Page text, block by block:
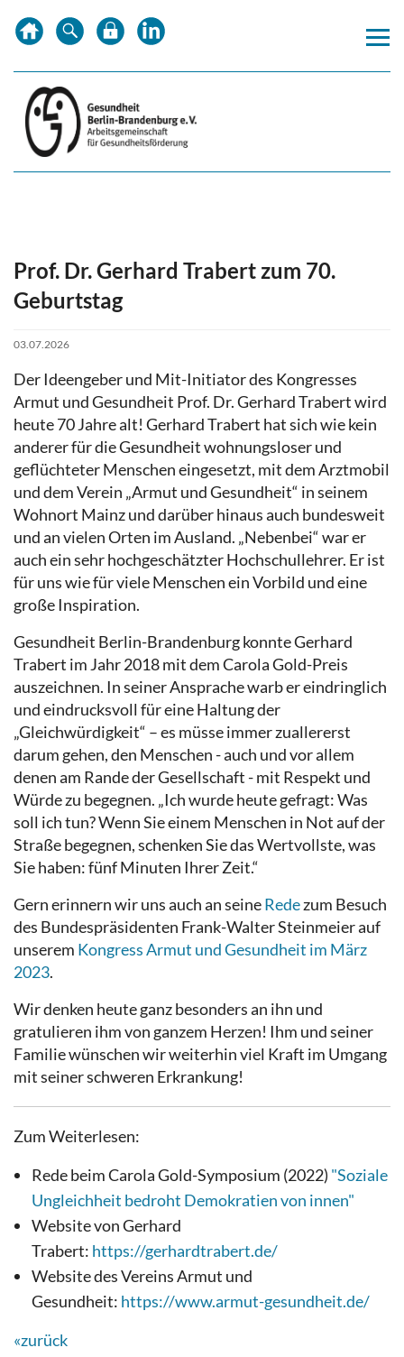
Inhalt
Hauptnavigation
Subnavigation
Prof. Dr. Gerhard Trabert zum 70.
Geburtstag
03.07.2026
Der Ideengeber und Mit-Initiator des Kongresses
Armut und Gesundheit Prof. Dr. Gerhard Trabert wird
heute 70 Jahre alt! Gerhard Trabert hat sich wie kein
anderer für die Gesundheit wohnungsloser und
geflüchteter Menschen eingesetzt, mit dem Arztmobil
und dem Verein „Armut und Gesundheit“ in seinem
Wohnort Mainz und darüber hinaus auch bundesweit
und an vielen Orten im Ausland. „Nebenbei“ war er
auch ein sehr hochgeschätzter Hochschullehrer. Er ist
für uns wie für viele Menschen ein Vorbild und eine
große Inspiration.
Gesundheit Berlin-Brandenburg konnte Gerhard
Trabert im Jahr 2018 mit dem Carola Gold-Preis
auszeichnen. In seiner Ansprache warb er eindringlich
und eindrucksvoll für eine Haltung der
„Gleichwürdigkeit“ – es müsse immer zuallererst
darum gehen, den Menschen - auch und vor allem
denen am Rande der Gesellschaft - mit Respekt und
Würde zu begegnen. „Ich wurde heute gefragt: Was
soll ich tun? Wenn Sie einem Menschen in Not auf der
Straße begegnen, schenken Sie das Wertvollste, was
Sie haben: fünf Minuten Ihrer Zeit.“
Gern erinnern wir uns auch an seineRedezum Besuch
des Bundespräsidenten Frank-Walter Steinmeier auf
unserem Kongress Armut und Gesundheit im März
2023.
Wir denken heute ganz besonders an ihn und
gratulieren ihm von ganzem Herzen! Ihm und seiner
Familie wünschen wir weiterhin viel Kraft im Umgang
mit seiner schweren Erkrankung!
Zum Weiterlesen:
Rede beim Carola Gold-Symposium (2022) "Soziale
Ungleichheit bedroht Demokratien von innen"
Website von Gerhard
Trabert: https://gerhardtrabert.de/
Website des Vereins Armut und
Gesundheit: https://www.armut-gesundheit.de/
«zurück